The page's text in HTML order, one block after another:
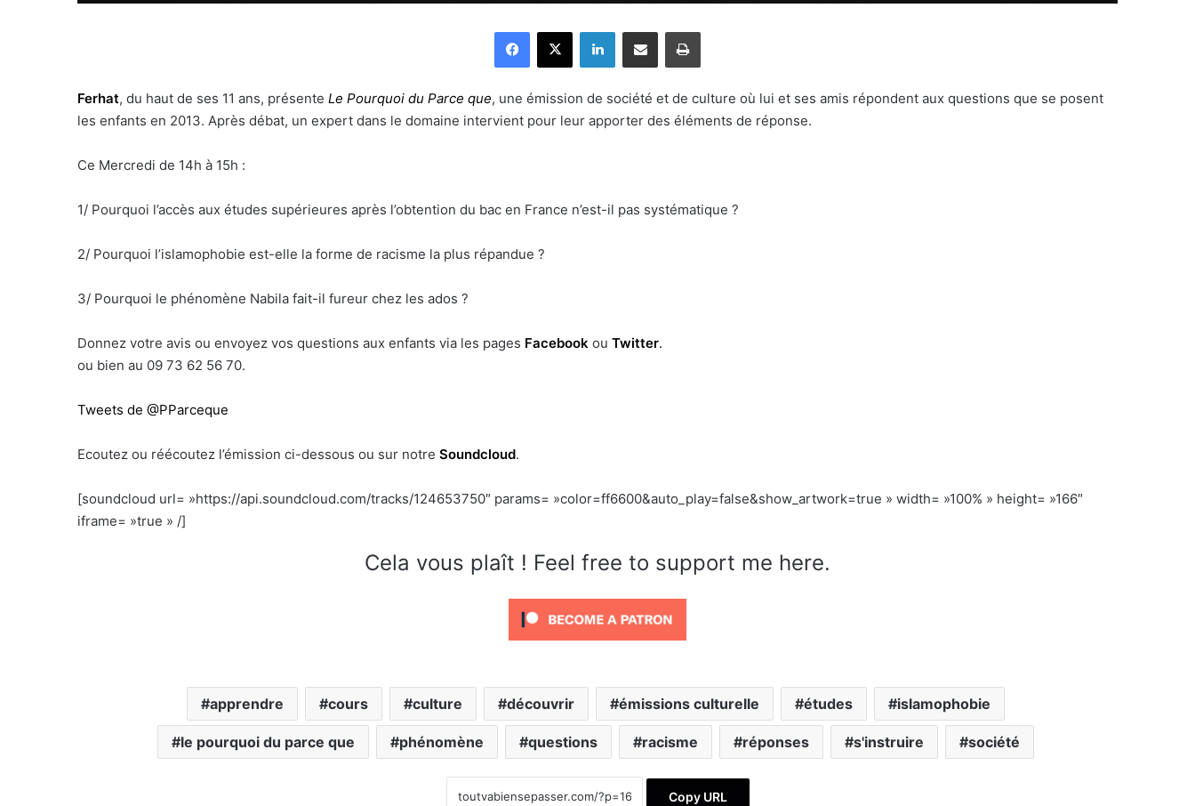
Ferhat, du haut de ses 11 ans, présente Le Pourquoi du Parce que, une émission de société et de culture où lui et ses amis répondent aux questions que se posent
les enfants en 2013. Après débat, un expert dans le domaine intervient pour leur apporter des éléments de réponse.
Ce Mercredi de 14h à 15h :
1/ Pourquoi l’accès aux études supérieures après l’obtention du bac en France n’est-il pas systématique ?
2/ Pourquoi l’islamophobie est-elle la forme de racisme la plus répandue ?
3/ Pourquoi le phénomène Nabila fait-il fureur chez les ados ?
Donnez votre avis ou envoyez vos questions aux enfants via les pages Facebook ou Twitter.
ou bien au 09 73 62 56 70.
Tweets de @PParceque
Ecoutez ou réécoutez l’émission ci-dessous ou sur notre Soundcloud.
[soundcloud url= »https://api.soundcloud.com/tracks/124653750″ params= »color=ff6600&auto_play=false&show_artwork=true » width= »100% » height= »166″
iframe= »true » /]
Cela vous plaît ! Feel free to support me here.
apprendre cours culture découvrir émissions culturelle études islamophobie
le pourquoi du parce que phénomène questions racisme réponses s'instruire société
Copy URL